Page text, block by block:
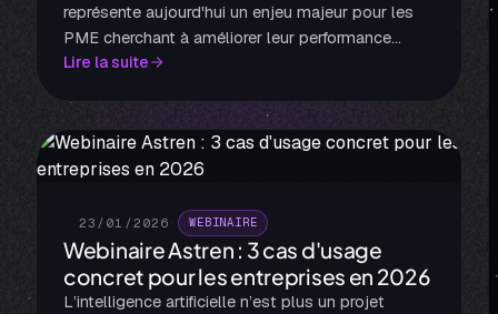
représente aujourd'hui un enjeu majeur pour les
PME cherchant à améliorer leur performance
opérationnelle. Les technologies comme
Automation), et des outils tels que Power
Automate, Airtable ou Trello permettent de
réduire significativement le taux d'erreur tout en
Lire la suite
23/01/2026 · WEBINAIRE
Webinaire Astren : 3 cas d'usage
concret pour les entreprises en 2026
L’intelligence artificielle n’est plus un projet